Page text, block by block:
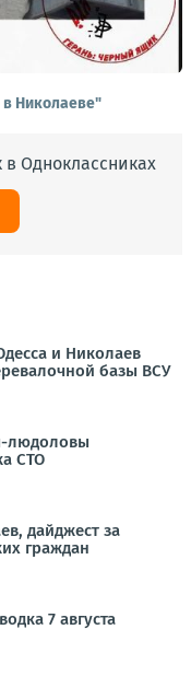
Николаеве"
Одноклассниках
и Николаев
базы ВСУ
людоловы
СТО
дайджест за
граждан
7 августа